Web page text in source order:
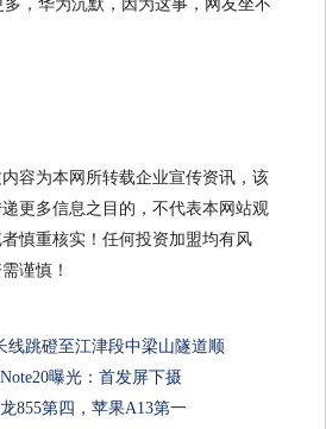
内容为本网所转载企业宣传资讯，该
更多信息之目的，不代表本网站观
慎重核实！任何投资加盟均有风
谨慎！
线跳磴至江津段中梁山隧道顺
曝光：首发屏下摄
855第四，苹果A13第一